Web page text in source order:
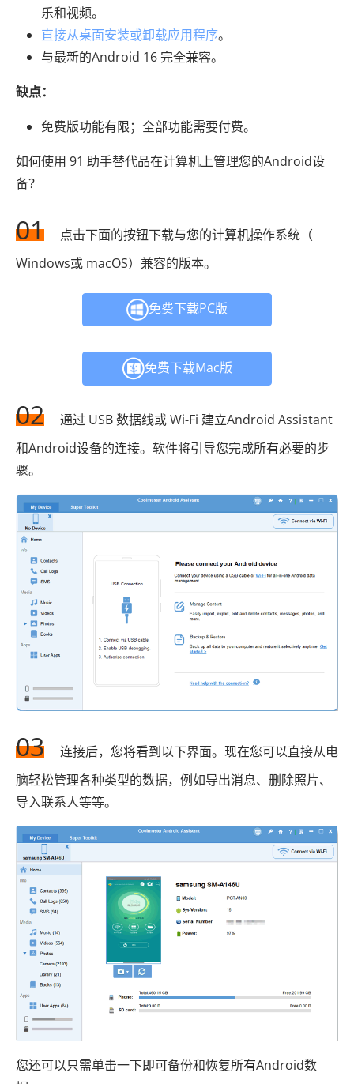
乐和视频。
直接从桌面安装或卸载应用程序。
与最新的Android 16 完全兼容。
缺点：
免费版功能有限；全部功能需要付费。
如何使用 91 助手替代品在计算机上管理您的Android设
备？
01
点击下面的按钮下载与您的计算机操作系统（
Windows或 macOS）兼容的版本。
免费下载PC版
免费下载Mac版
02
通过 USB 数据线或 Wi-Fi 建立Android Assistant
和Android设备的连接。软件将引导您完成所有必要的步
骤。
03
连接后，您将看到以下界面。现在您可以直接从电
脑轻松管理各种类型的数据，例如导出消息、删除照片、
导入联系人等等。
您还可以只需单击一下即可备份和恢复所有Android数